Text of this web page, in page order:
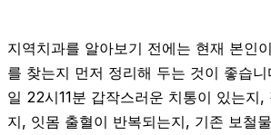
지역치과를 알아보기 전에는 현재 본인
를 찾는지 먼저 정리해 두는 것이 좋습
일 22시11분 갑작스러운 치통이 있는지,
지, 잇몸 출혈이 반복되는지, 기존 보철